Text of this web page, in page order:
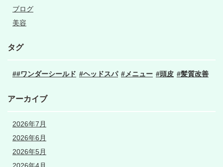
ブログ
美容
タグ
#ワンダーシールド ヘッドスパ メニュー 頭皮 髪質改善
アーカイブ
2026年7月
2026年6月
2026年5月